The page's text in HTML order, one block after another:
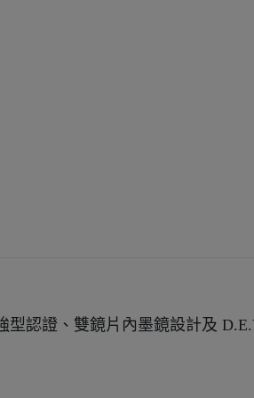
型認證、雙鏡片內墨鏡設計及